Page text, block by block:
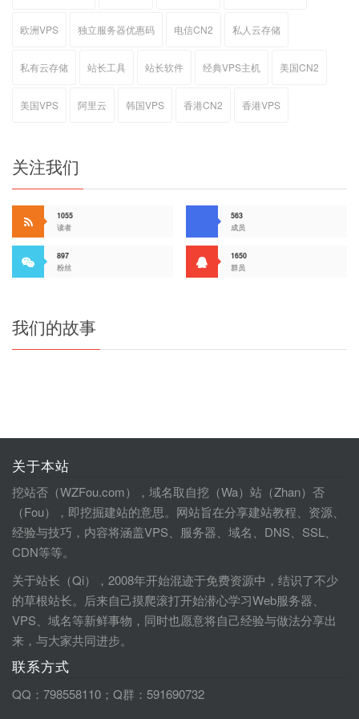
欧洲VPS 独立服务器优惠码 电信CN2 私人云存储
私有云存储 站长工具 站长软件 经典VPS主机 美国CN2
美国VPS 阿里云 韩国VPS 香港CN2 香港VPS
关注我们
1055
读者
563
成员
897
粉丝
1650
群员
我们的故事
关于本站
挖站否（WZFou.com），域名取自挖（Wa）站（Zhan）否
（Fou），即挖掘建站的意思。网站旨在分享建站教程、资源、
经验与技巧，内容将涵盖VPS、服务器、域名、DNS、SSL、
CDN等等。
关于站长（Qi），2008年开始混迹于免费资源中，结识了不少
的草根站长。后来自己摸爬滚打开始潜心学习Web服务器、
VPS、域名等新鲜事物，同时也愿意将自己经验与做法分享出
来，与大家共同进步。
联系方式
QQ：798558110；Q群：591690732